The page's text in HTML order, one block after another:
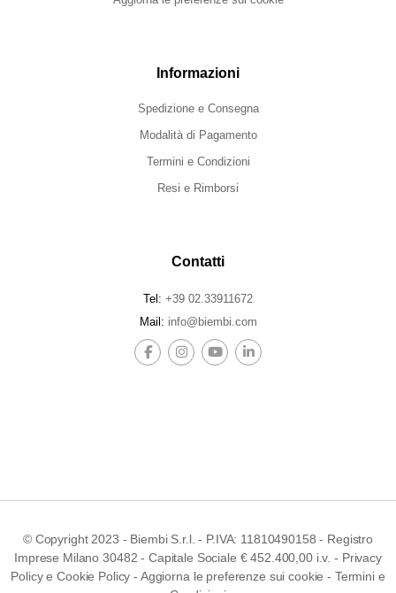
Informazioni
Spedizione e Consegna
Modalità di Pagamento
Termini e Condizioni
Resi e Rimborsi
Contatti
Tel: +39 02.33911672
Mail: info@biembi.com
© Copyright 2023 - Biembi S.r.l. - P.IVA: 11810490158 - Registro
Imprese Milano 30482 - Capitale Sociale € 452.400,00 i.v. - Privacy
PolicyeCookie Policy - Aggiorna le preferenze sui cookie - Termini e